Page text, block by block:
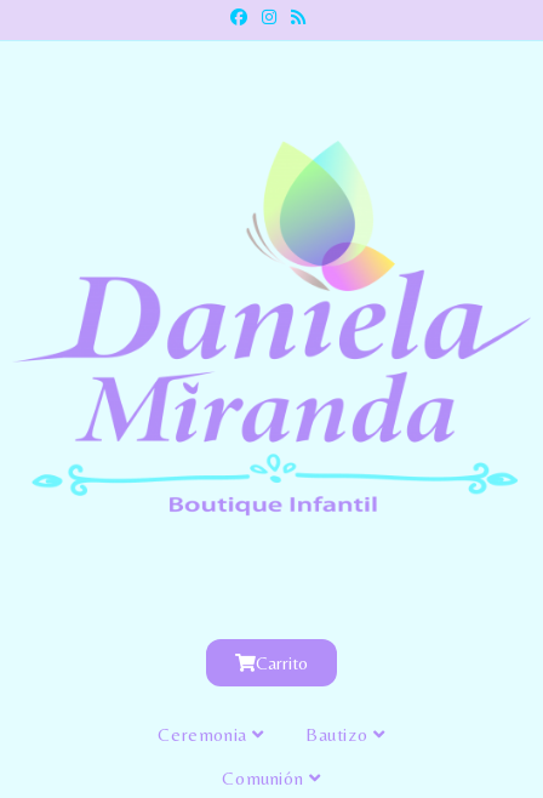
Carrito
Ceremonia Bautizo
Comunión